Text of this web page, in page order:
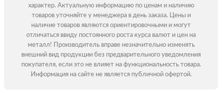
характер. Актуальную информацию по ценам и наличию
товаров уточняйте у менеджера в день заказа. Цены и
наличие товаров являются ориентировочными и могут
отличаться ввиду постоянного роста курса валют и цен на
металл! Производитель вправе незначительно изменять
внешний вид продукции без предварительного уведомления
покупателя, если это не влияет на функциональность товара.
Информация на сайте не является публичной офертой.